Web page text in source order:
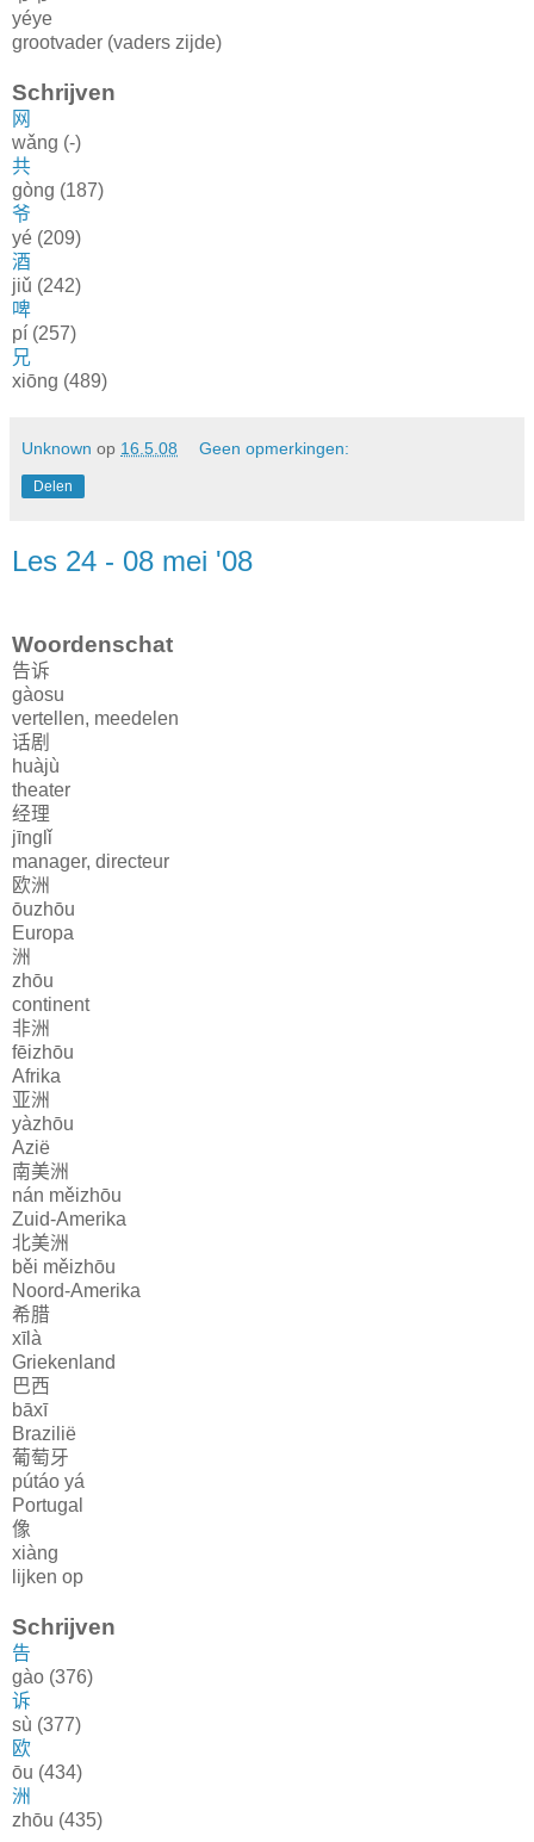
yéye
grootvader (vaders zijde)
Schrijven
网
wǎng (-)
共
gòng (187)
爷
yé (209)
酒
jiǔ (242)
啤
pí (257)
兄
xiōng (489)
Unknown op 16.5.08 Geen opmerkingen:
Delen
Les 24 - 08 mei '08
Woordenschat
告诉
gàosu
vertellen, meedelen
话剧
huàjù
theater
经理
jīnglǐ
manager, directeur
欧洲
ōuzhōu
Europa
洲
zhōu
continent
非洲
fēizhōu
Afrika
亚洲
yàzhōu
Azië
南美洲
nán měizhōu
Zuid-Amerika
北美洲
běi měizhōu
Noord-Amerika
希腊
xīlà
Griekenland
巴西
bāxī
Brazilië
葡萄牙
pútáo yá
Portugal
像
xiàng
lijken op
Schrijven
告
gào (376)
诉
sù (377)
欧
ōu (434)
洲
zhōu (435)